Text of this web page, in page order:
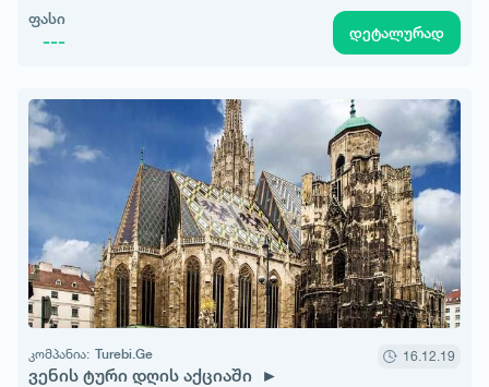
ფასი
--- დეტალურად
კომპანია: Turebi.Ge
ვენის ტური დღის აქციაში ►
16.12.19